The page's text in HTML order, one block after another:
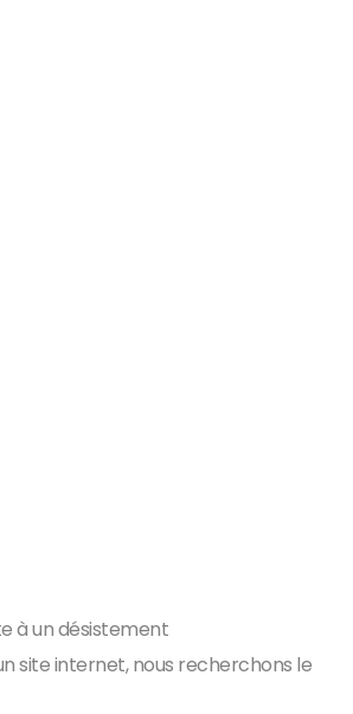
à un désistement
site internet, nous recherchons le